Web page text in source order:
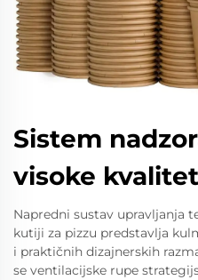
Sistem
visoke
Napredni sustav upravljanja
kutiji za pizzu predstavlja
i praktičnih dizajnerskih
se ventilacijske rupe